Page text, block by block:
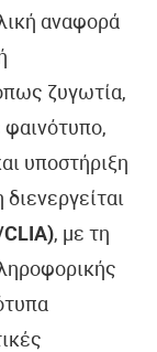
αναφορά
ζυγωτία,
φαινότυπο,
υποστήριξη
CLIA), με τη